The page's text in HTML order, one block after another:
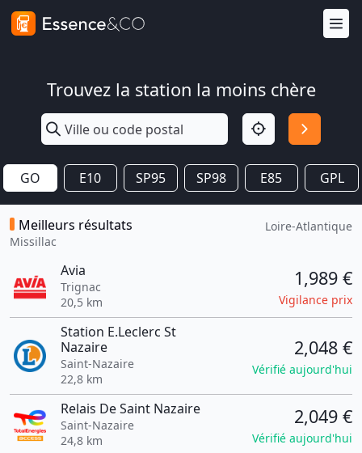
Trouvez la station la moins chère
GO E10 SP95 SP98 E85 GPL
Meilleurs résultats
Missillac
Loire-Atlantique
Avia
Trignac
20,5 km
1,989 €
Vigilance prix
Station E.Leclerc St
Nazaire
Saint-Nazaire
22,8 km
2,048 €
Vérifié aujourd'hui
Relais De Saint Nazaire
Saint-Nazaire
24,8 km
2,049 €
Vérifié aujourd'hui